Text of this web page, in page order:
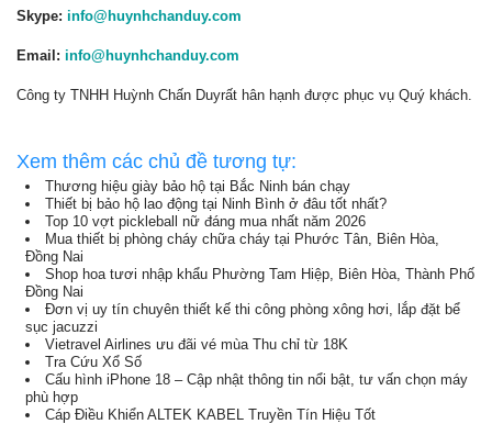
Skype: info@huynhchanduy.com
Email: info@huynhchanduy.com
Công ty TNHH Huỳnh Chấn Duyrất hân hạnh được phục vụ Quý khách.
Xem thêm các chủ đề tương tự:
Thương hiệu giày bảo hộ tại Bắc Ninh bán chạy
Thiết bị bảo hộ lao động tại Ninh Bình ở đâu tốt nhất?
Top 10 vợt pickleball nữ đáng mua nhất năm 2026
Mua thiết bị phòng cháy chữa cháy tại Phước Tân, Biên Hòa,
Đồng Nai
Shop hoa tươi nhập khẩu Phường Tam Hiệp, Biên Hòa, Thành Phố
Đồng Nai
Đơn vị uy tín chuyên thiết kế thi công phòng xông hơi, lắp đặt bể
sục jacuzzi
Vietravel Airlines ưu đãi vé mùa Thu chỉ từ 18K
Tra Cứu Xổ Số
Cấu hình iPhone 18 – Cập nhật thông tin nổi bật, tư vấn chọn máy
phù hợp
Cáp Điều Khiển ALTEK KABEL Truyền Tín Hiệu Tốt